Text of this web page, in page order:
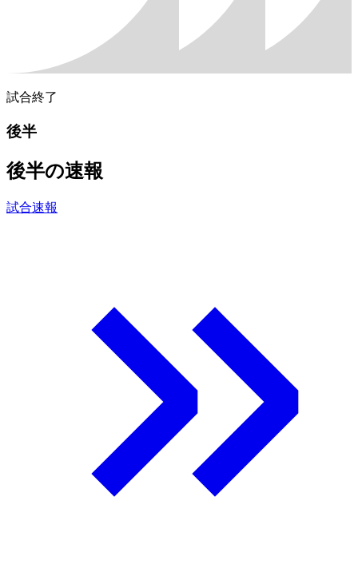
試合終了
後半
後半の速報
試合速報